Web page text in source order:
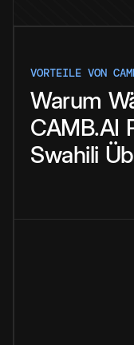
VORTEILE VON
Warum
CAMB.AI
Swahili